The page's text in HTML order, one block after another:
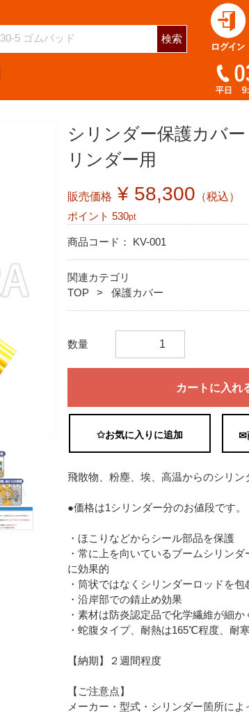
検索
シリンダー保護カ
リンダー用
販売価格 ¥ 58,300 （税込）
ポイント 530pt
商品コード： KV-001
関連カテゴリ
TOP
保護カバー
数量
カートに入れ
✩お気に入りに追加 ✉
飛散物、粉塵、埃、高温からのシリン
●価格は1シリンダー分のお値段です。
・ほこりなどからシール部品を保護
・常に上を向いているブームシリン
に効果的
・筒状ではなくシリンダーロッドを
・沿岸部での錆止め効果
・素材は防炎認定品で化学繊維が細
・蛇腹タイプ、耐熱は165℃程度、耐
【納期】２週間程度
【ご注意点】
メーカー・型式・シリンダー箇所によ